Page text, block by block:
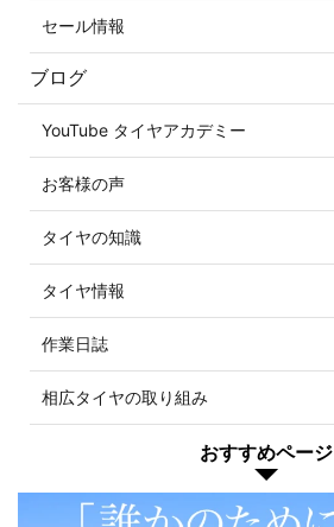
セール情報
ブログ
YouTube タイヤアカデミー
お客様の声
タイヤの知識
タイヤ情報
作業日誌
相広タイヤの取り組み
おすすめページ